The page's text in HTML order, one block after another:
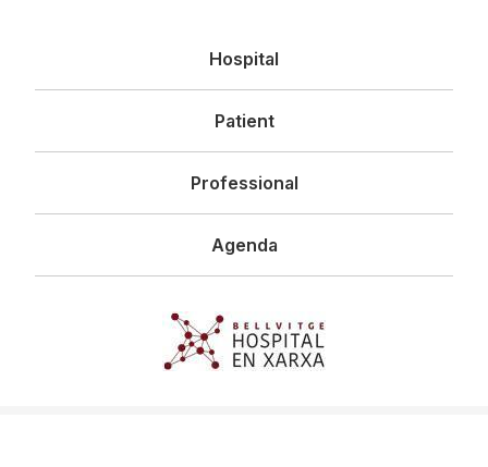
principal
Hospital
Patient
Professional
Agenda